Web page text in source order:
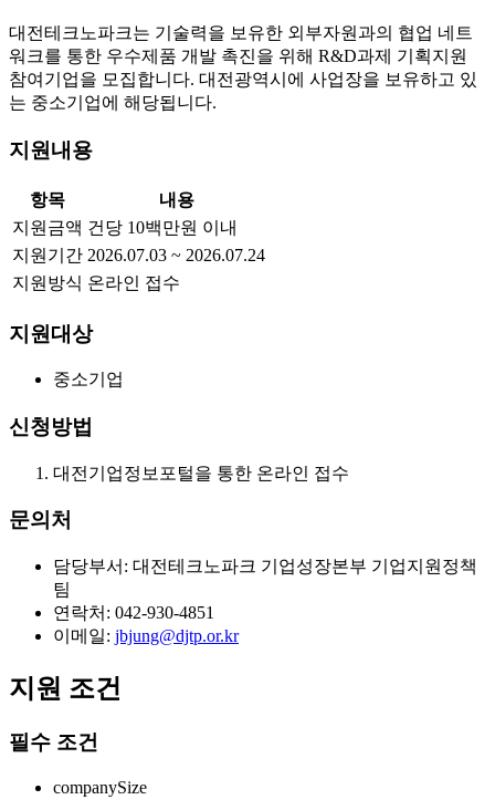
대전테크노파크는 기술력을 보유한 외부자원과의 협업 네트
워크를 통한 우수제품 개발 촉진을 위해 R&D과제 기획지원
참여기업을 모집합니다. 대전광역시에 사업장을 보유하고 있
는 중소기업에 해당됩니다.
지원내용
항목
내용
지원금액 건당 10백만원 이내
지원기간 2026.07.03 ~ 2026.07.24
지원방식 온라인 접수
지원대상
중소기업
신청방법
대전기업정보포털을 통한 온라인 접수
문의처
담당부서: 대전테크노파크 기업성장본부 기업지원정책
팀
연락처: 042-930-4851
이메일: jbjung@djtp.or.kr
지원 조건
필수 조건
companySize